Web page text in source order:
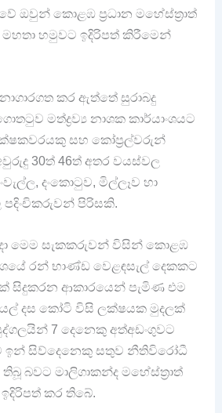
ඔවුන් කොළඹ ප්‍රධාන මහේස්ත්‍රාත්
මහතා හමුවට ඉදිරිපත් කිරීමෙන්
කර ඇත්තේ සුරාබදු
මත්ද්‍රව්‍ය නාශක කාර්යාංශයට
සහ කෝප්‍රල්වරුන්
30ත් 46ත් අතර වයස්වල
දංකොටුව, මිල්ලෑව හා
පදිංචිකරුවන් පිරිසකි.
මෙම සැකකරුවන් විසින් කොළඹ
රන් භාණ්ඩ වෙළඳසැල් දෙකකට
සිදුකරන ආකාරයෙන් පැමිණ එම
දස කෝටි විසි ලක්ෂයක මුදලක්
7 දෙනෙකු අත්අඩංගුවට
ඉන් සිව්දෙනෙකු සතුව නීතිවිරෝධී
බවට මාලිගාකන්ද මහේස්ත්‍රාත්
කර තිබේ.